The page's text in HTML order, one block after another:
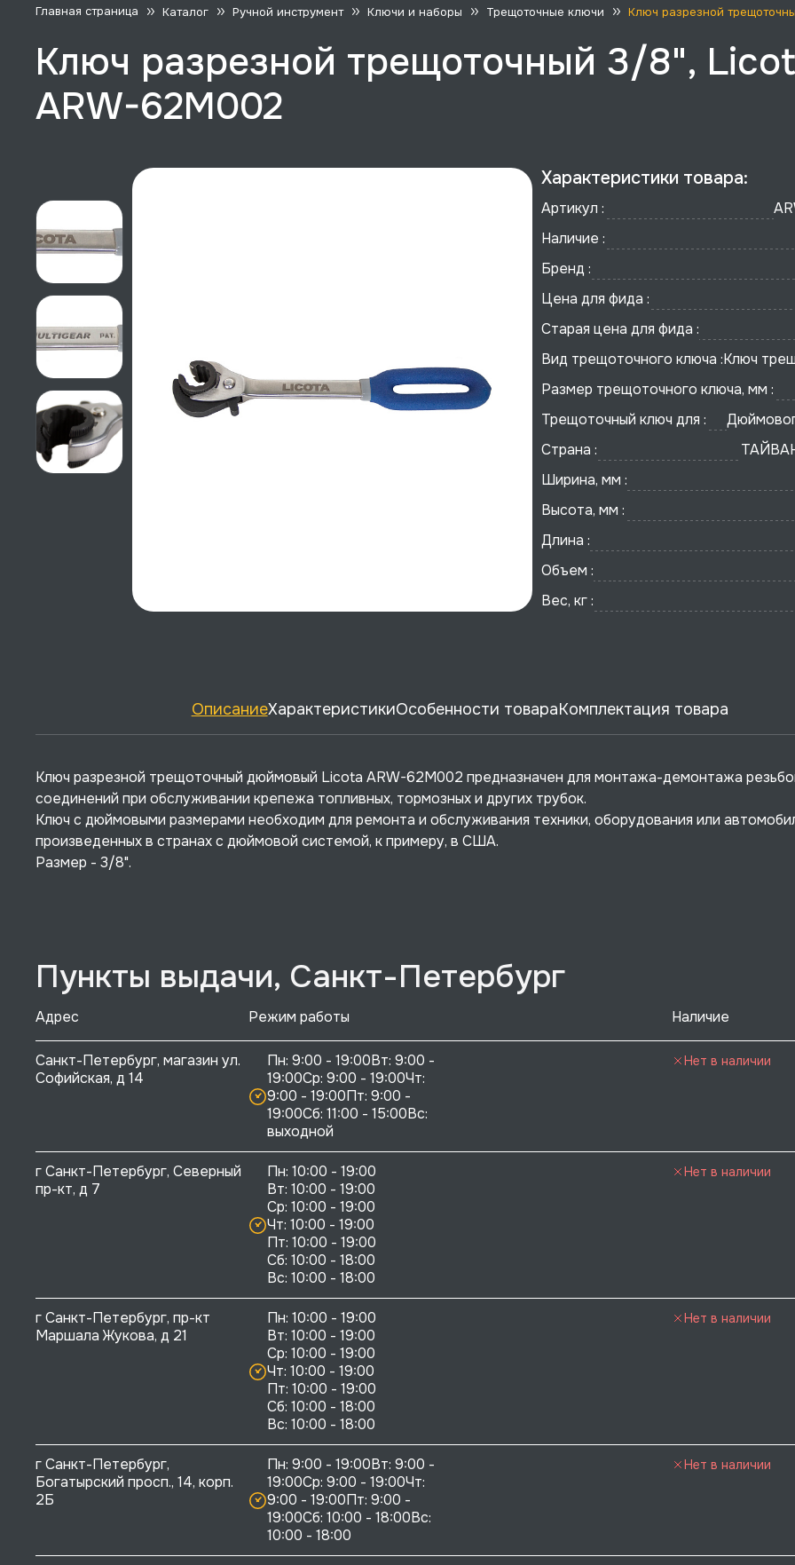
Главная страница Каталог Ручной инструмент Ключи и наборы Трещоточные ключи Ключ разрезной
Ключ разрезной трещоточный 3/8",
ARW-62M002
Характеристики товара:
Артикул :
Наличие :
Бренд :
Цена для фида :
Старая цена для фида :
Вид трещоточного ключа :Ключ
Размер трещоточного ключа, мм :
Трещоточный ключ для :
Страна :
Ширина, мм :
Высота, мм :
Длина :
Объем :
Вес, кг :
ОписаниеХарактеристикиОсобенности товараКомплектация товара
Ключ разрезной трещоточный дюймовый Licota ARW-62M002 предназначен для монтажа-демонтажа
соединений при обслуживании крепежа топливных, тормозных и других трубок.
Ключ с дюймовыми размерами необходим для ремонта и обслуживания техники, оборудования или
произведенных в странах с дюймовой системой, к примеру, в США.
Размер - 3/8".
Пункты выдачи, Санкт-Петербург
Адрес Режим работы Наличие
Санкт-Петербург, магазин ул.
Софийская, д 14
Пн: 9:00 - 19:00Вт: 9:00 -
19:00Ср: 9:00 - 19:00Чт:
9:00 - 19:00Пт: 9:00 -
19:00Сб: 11:00 - 15:00Вс:
выходной
Нет в наличии
г Санкт-Петербург, Северный
пр-кт, д 7
Пн: 10:00 - 19:00
Вт: 10:00 - 19:00
Ср: 10:00 - 19:00
Чт: 10:00 - 19:00
Пт: 10:00 - 19:00
Сб: 10:00 - 18:00
Нет в наличии
г Санкт-Петербург, пр-кт
Маршала Жукова, д 21
Пн: 10:00 - 19:00
Вт: 10:00 - 19:00
Ср: 10:00 - 19:00
Чт: 10:00 - 19:00
Пт: 10:00 - 19:00
Сб: 10:00 - 18:00
Нет в наличии
г Санкт-Петербург,
Богатырский просп., 14, корп.
2Б
Пн: 9:00 - 19:00Вт: 9:00 -
19:00Ср: 9:00 - 19:00Чт:
9:00 - 19:00Пт: 9:00 -
19:00Сб: 10:00 - 18:00Вс:
10:00 - 18:00
Нет в наличии